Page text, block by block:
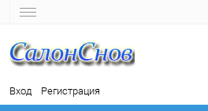
Вход Регистрация